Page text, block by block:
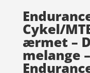
Cykel/
ærmet –
melange